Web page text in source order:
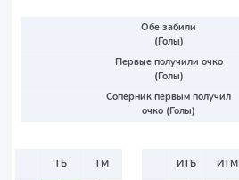
Обе забили
(Голы)
Первые получили очко
(Голы)
Соперник первым получил
очко (Голы)
ТБ
ТМ
ИТБ
ИТМ